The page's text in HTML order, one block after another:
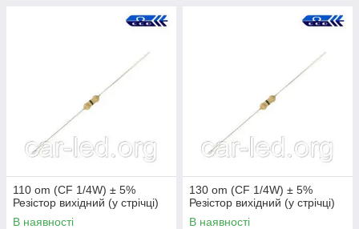
110 om (CF 1/4W) ± 5%
Резістор вихідний (у стрічці)
В наявності
130 om (CF 1/4W) ± 5%
Резістор вихідний (у стрічці)
В наявності